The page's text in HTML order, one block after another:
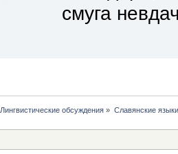
смуга
Лингвистические обсуждения » Славянские языки